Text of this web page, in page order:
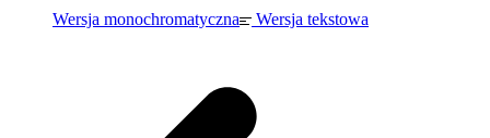
Wersja monochromatyczna Wersja tekstowa